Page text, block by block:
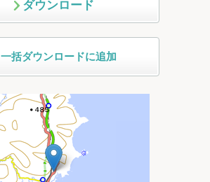
ダウンロード
一括ダウンロードに追加